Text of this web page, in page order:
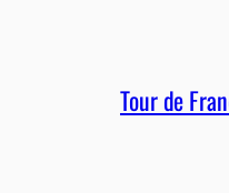
Tour de